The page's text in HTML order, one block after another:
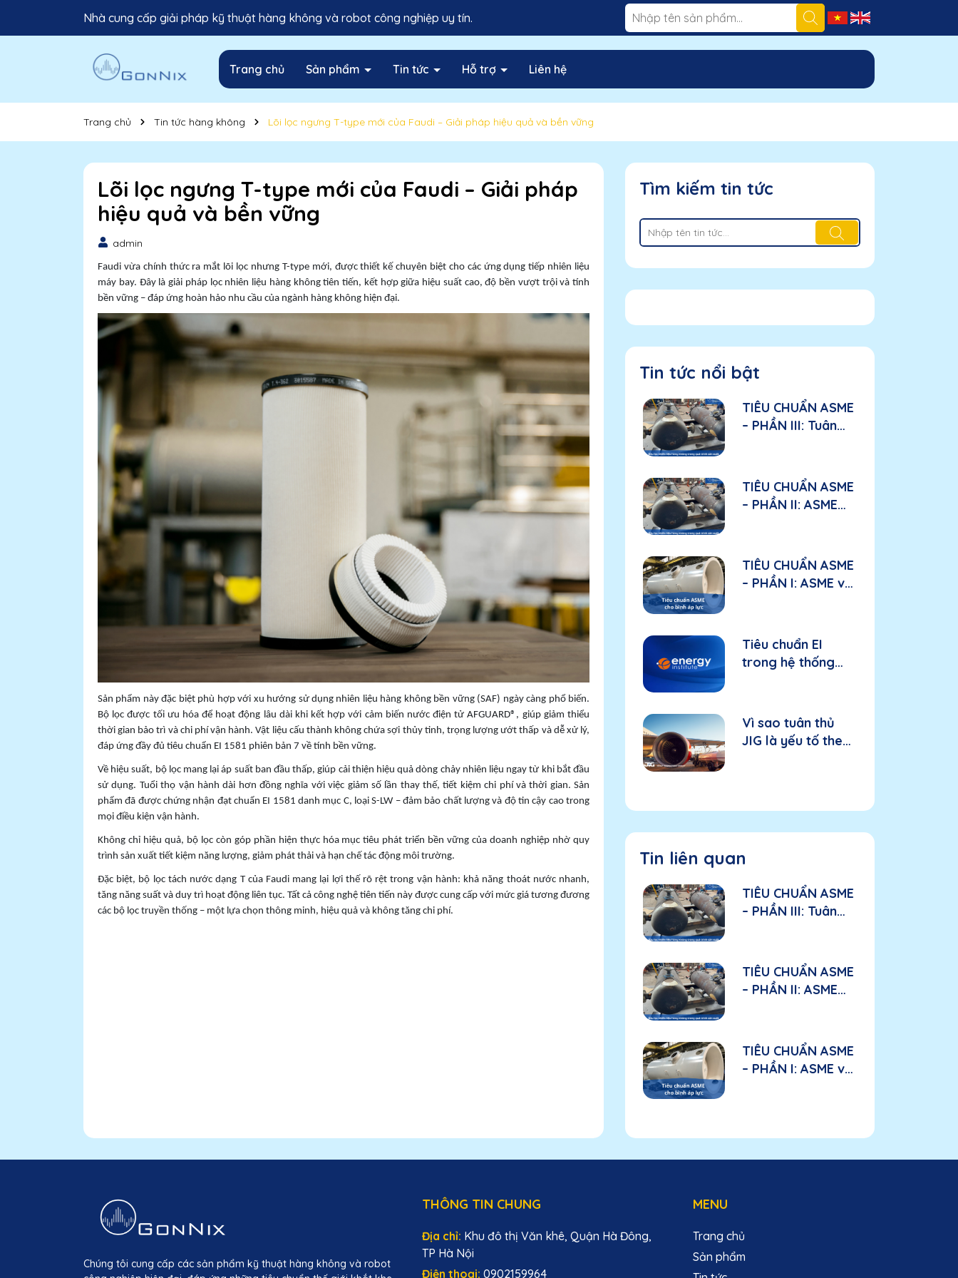
Nhà cung cấp giải pháp kỹ thuật hàng không và robot công nghiệp uy tín.
Trang chủ Sản phẩm Tin tức Hỗ trợ Liên hệ
Trang chủ Tin tức hàng không Lõi lọc ngưng T-type mới của Faudi – Giải pháp hiệu quả và bền vững
Lõi lọc ngưng T-type mới của Faudi – Giải pháp
hiệu quả và bền vững
admin
Faudi vừa chính thức ra mắt lõi lọc nhưng T-type mới, được thiết kế chuyên biệt cho các ứng dụng tiếp nhiên liệu
máy bay. Đây là giải pháp lọc nhiên liệu hàng không tiên tiến, kết hợp giữa hiệu suất cao, độ bền vượt trội và tính
bền vững – đáp ứng hoàn hảo nhu cầu của ngành hàng không hiện đại.
Sản phẩm này đặc biệt phù hợp với xu hướng sử dụng nhiên liệu hàng không bền vững (SAF) ngày càng phổ biến.
Bộ lọc được tối ưu hóa để hoạt động lâu dài khi kết hợp với cảm biến nước điện tử AFGUARD®, giúp giảm thiểu
thời gian bảo trì và chi phí vận hành. Vật liệu cấu thành không chứa sợi thủy tinh, trọng lượng ướt thấp và dễ xử lý,
đáp ứng đầy đủ tiêu chuẩn EI 1581 phiên bản 7 về tính bền vững.
Về hiệu suất, bộ lọc mang lại áp suất ban đầu thấp, giúp cải thiện hiệu quả dòng chảy nhiên liệu ngay từ khi bắt đầu
sử dụng. Tuổi thọ vận hành dài hơn đồng nghĩa với việc giảm số lần thay thế, tiết kiệm chi phí và thời gian. Sản
phẩm đã được chứng nhận đạt chuẩn EI 1581 danh mục C, loại S-LW – đảm bảo chất lượng và độ tin cậy cao trong
mọi điều kiện vận hành.
Không chỉ hiệu quả, bộ lọc còn góp phần hiện thực hóa mục tiêu phát triển bền vững của doanh nghiệp nhờ quy
trình sản xuất tiết kiệm năng lượng, giảm phát thải và hạn chế tác động môi trường.
Đặc biệt, bộ lọc tách nước dạng T của Faudi mang lại lợi thế rõ rệt trong vận hành: khả năng thoát nước nhanh,
tăng năng suất và duy trì hoạt động liên tục. Tất cả công nghệ tiên tiến này được cung cấp với mức giá tương đương
các bộ lọc truyền thống – một lựa chọn thông minh, hiệu quả và không tăng chi phí.
Tìm kiếm tin tức
Tin tức nổi bật
TIÊU CHUẨN ASME
– PHẦN III: Tuân
tố cần đánh giá
đối với nhà sản
xuất
TIÊU CHUẨN ASME
– PHẦN II: ASME
lọc nhiên liệu hàng
không?
TIÊU CHUẨN ASME
– PHẦN I: ASME và
áp lực
Tiêu chuẩn EI
trong hệ thống
cho thiết bị và
hiệu suất
Vì sao tuân thủ
JIG là yếu tố then
Tin liên quan
TIÊU CHUẨN ASME
– PHẦN III: Tuân
tố cần đánh giá
đối với nhà sản
xuất
TIÊU CHUẨN ASME
– PHẦN II: ASME
lọc nhiên liệu hàng
không?
TIÊU CHUẨN ASME
– PHẦN I: ASME và
Chúng tôi cung cấp các sản phẩm kỹ thuật hàng không và robot
THÔNG TIN CHUNG
Địa chỉ: Khu đô thị Văn khê, Quận Hà Đông,
TP Hà Nội
Điện thoại: 0902159964
MENU
Trang chủ
Sản phẩm